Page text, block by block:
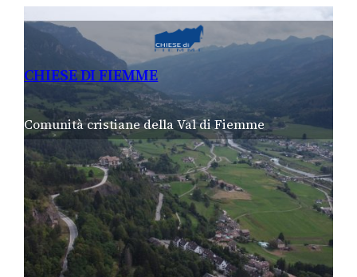
CHIESE DI FIEMME
Comunità cristiane della Val di Fiemme